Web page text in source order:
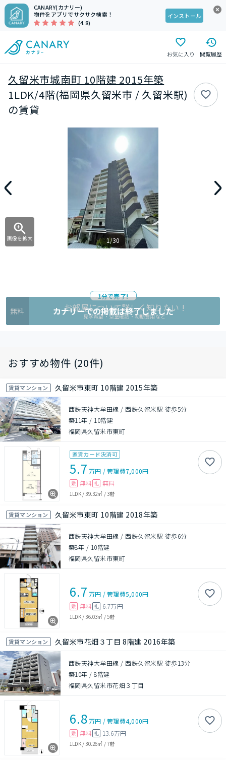
CANARY(カナリー)
物件をアプリでサクサク検索！
(4.8)
インストール
お気に入り 閲覧履歴
久留米市城南町 10階建 2015年築
1LDK/4階(福岡県久留米市 / 久留米駅)
の賃貸
画像を拡大 1/30
1分で完了!
無料 お部屋について詳しく知りたい !
見学希望・空室確認・初期費用など
カナリーでの掲載は終了しました
おすすめ物件 (20件)
賃貸マンション 久留米市東町 10階建 2015年築
西鉄天神大牟田線 / 西鉄久留米駅 徒歩5分
築11年 / 10階建
福岡県久留米市東町
家賃カード決済可
5.7 万円 /管理費7,000円
敷 無料 礼 無料
1LDK/39.32㎡ /3階
賃貸マンション 久留米市東町 10階建 2018年築
西鉄天神大牟田線 / 西鉄久留米駅 徒歩6分
築8年 / 10階建
福岡県久留米市東町
6.7 万円 /管理費5,000円
敷 無料 礼 6.7万円
1LDK/36.03㎡ /5階
賃貸マンション 久留米市花畑３丁目 8階建 2016年築
西鉄天神大牟田線 / 西鉄久留米駅 徒歩13分
築10年 /8階建
福岡県久留米市花畑３丁目
6.8万円 /管理費4,000円
敷 無料 礼 13.6万円
1LDK/30.26㎡ /7階